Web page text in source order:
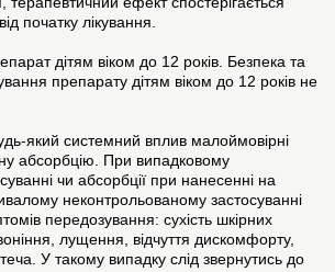
початку лікування.
дітям віком до 12 років. Безпека та
препарату дітям віком до 12 років не
який системний вплив малоймовірні
абсорбцію. При випадковому
чи абсорбції при нанесенні на
неконтрольованому застосуванні
передозування: сухість шкірних
лущення, відчуття дискомфорту,
У такому випадку слід звернутись до